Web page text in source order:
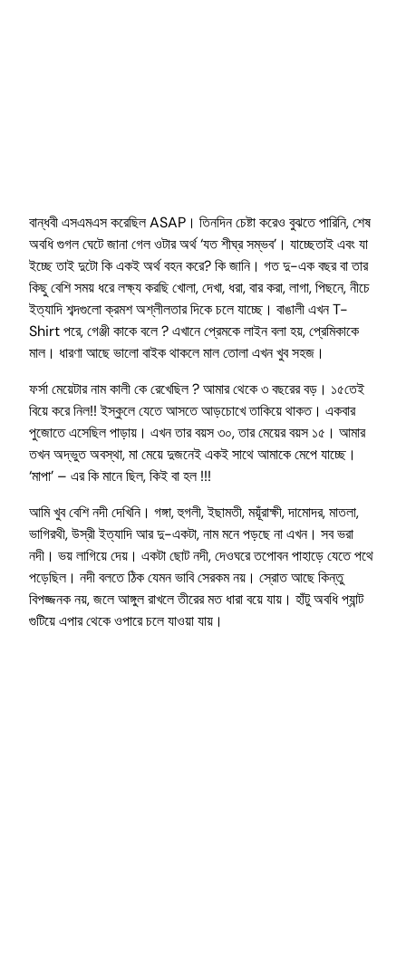
বান্ধবী এসএমএস করেছিল ASAP। তিনদিন চেষ্টা করেও বুঝতে পারিনি, শেষ
অবধি গুগল ঘেটে জানা গেল ওটার অর্থ ‘যত শীঘ্র সম্ভব’। যাচ্ছেতাই এবং যা
ইচ্ছে তাই দুটো কি একই অর্থ বহন করে? কি জানি। গত দু-এক বছর বা তার
কিছু বেশি সময় ধরে লক্ষ্য করছি খোলা, দেখা, ধরা, বার করা, লাগা, পিছনে, নীচে
ইত্যাদি শব্দগুলো ক্রমশ অশ্লীলতার দিকে চলে যাচ্ছে। বাঙালী এখন T-
Shirt পরে, গেঞ্জী কাকে বলে ? এখানে প্রেমকে লাইন বলা হয়, প্রেমিকাকে
মাল। ধারণা আছে ভালো বাইক থাকলে মাল তোলা এখন খুব সহজ।
ফর্সা মেয়েটার নাম কালী কে রেখেছিল ? আমার থেকে ৩ বছরের বড়। ১৫তেই
বিয়ে করে নিল!! ইস্কুলে যেতে আসতে আড়চোখে তাকিয়ে থাকত। একবার
পুজোতে এসেছিল পাড়ায়। এখন তার বয়স ৩০, তার মেয়ের বয়স ১৫। আমার
তখন অদ্ভুত অবস্থা, মা মেয়ে দুজনেই একই সাথে আমাকে মেপে যাচ্ছে।
‘মাপা’ – এর কি মানে ছিল, কিই বা হল !!!
আমি খুব বেশি নদী দেখিনি। গঙ্গা, হুগলী, ইছামতী, ময়ূঁরাক্ষী, দামোদর, মাতলা,
ভাগিরথী, উস্রী ইত্যাদি আর দু-একটা, নাম মনে পড়ছে না এখন। সব ভরা
নদী। ভয় লাগিয়ে দেয়। একটা ছোট নদী, দেওঘরে তপোবন পাহাড়ে যেতে পথে
পড়েছিল। নদী বলতে ঠিক যেমন ভাবি সেরকম নয়। স্রোত আছে কিন্তু
বিপজ্জনক নয়, জলে আঙ্গুল রাখলে তীরের মত ধারা বয়ে যায়। হাঁটু অবধি প্যান্ট
গুটিয়ে এপার থেকে ওপারে চলে যাওয়া যায়।